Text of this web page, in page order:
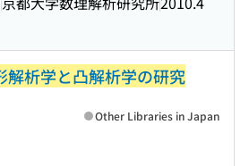
解析学と凸解析学の研究
Other Libraries in Japan